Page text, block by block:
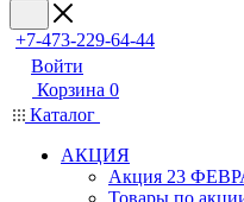
+7-473-229-64-44
Войти
Корзина 0
Каталог
АКЦИЯ
Акция 23
Товары по